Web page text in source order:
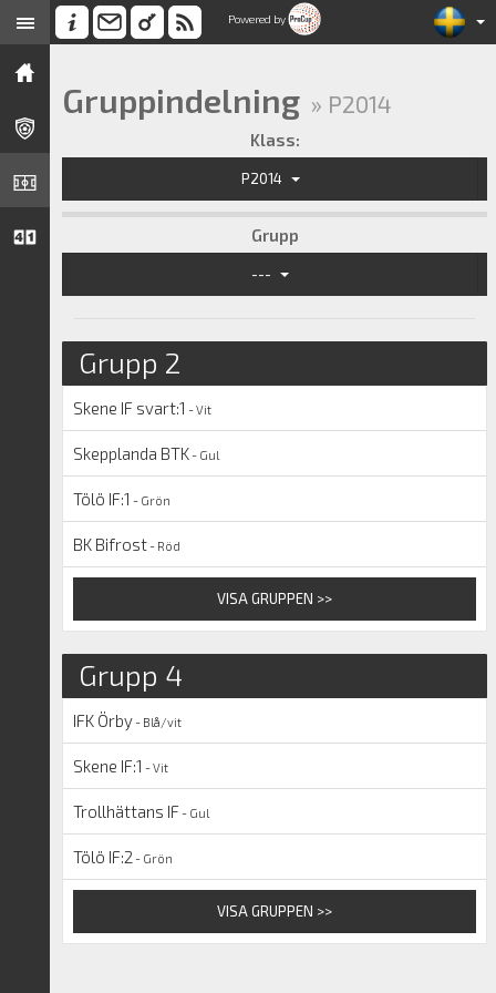
Powered by
Gruppindelning » P2014
Klass:
P2014
Grupp
---
Grupp 2
Skene IF svart:1 - Vit
Skepplanda BTK- Gul
Tölö IF:1 - Grön
BK Bifrost- Röd
VISA GRUPPEN >>
Grupp 4
IFK Örby- Blå/vit
Skene IF:1 - Vit
Trollhättans IF - Gul
Tölö IF:2 - Grön
VISA GRUPPEN >>